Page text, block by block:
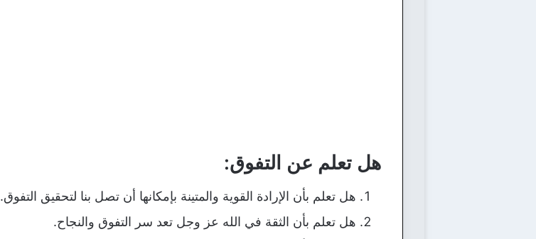
هل تعلم عن التفوق:
هل تعلم بأن الإرادة القوية والمتينة بإمكانها أن تصل بنا لتحقيق التفوق.
هل تعلم بأن الثقة في الله عز وجل تعد سر التفوق والنجاح.